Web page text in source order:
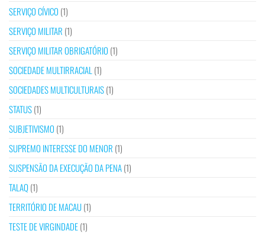
SERVIÇO CÍVICO (1)
SERVIÇO MILITAR (1)
SERVIÇO MILITAR OBRIGATÓRIO (1)
SOCIEDADE MULTIRRACIAL (1)
SOCIEDADES MULTICULTURAIS(1)
STATUS(1)
SUBJETIVISMO (1)
SUPREMO INTERESSE DO MENOR (1)
SUSPENSÃO DA EXECUÇÃO DA PENA(1)
TALAQ(1)
TERRITÓRIO DE MACAU(1)
TESTE DE VIRGINDADE(1)